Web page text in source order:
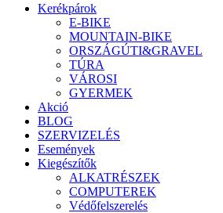
Kerékpárok
E-BIKE
MOUNTAIN-BIKE
ORSZÁGÚTI&GRAVEL
TÚRA
VÁROSI
GYERMEK
Akció
BLOG
SZERVIZELÉS
Események
Kiegészítők
ALKATRÉSZEK
COMPUTEREK
Védőfelszerelés